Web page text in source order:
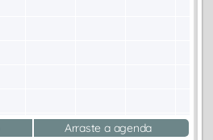
Arraste a agenda